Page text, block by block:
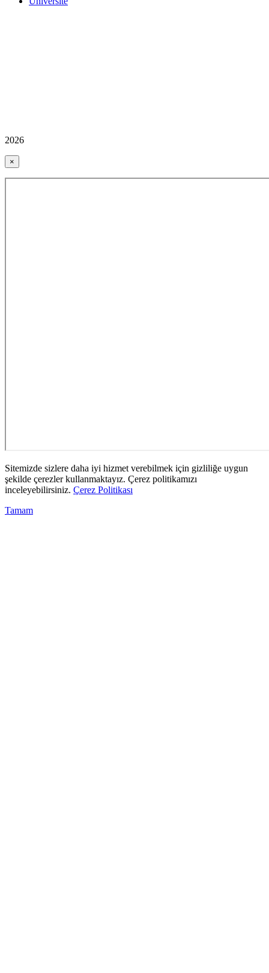
2026
×
Sitemizde sizlere daha iyi hizmet verebilmek için gizliliğe uygun
şekilde çerezler kullanmaktayız. Çerez politikamızı
inceleyebilirsiniz. Çerez Politikası
Tamam